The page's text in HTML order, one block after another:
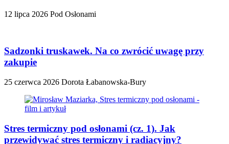
12 lipca 2026 Pod Osłonami
Sadzonki truskawek. Na co zwrócić uwagę przy
zakupie
25 czerwca 2026 Dorota Łabanowska-Bury
Stres termiczny pod osłonami (cz. 1). Jak
przewidywać stres termiczny i radiacyjny?